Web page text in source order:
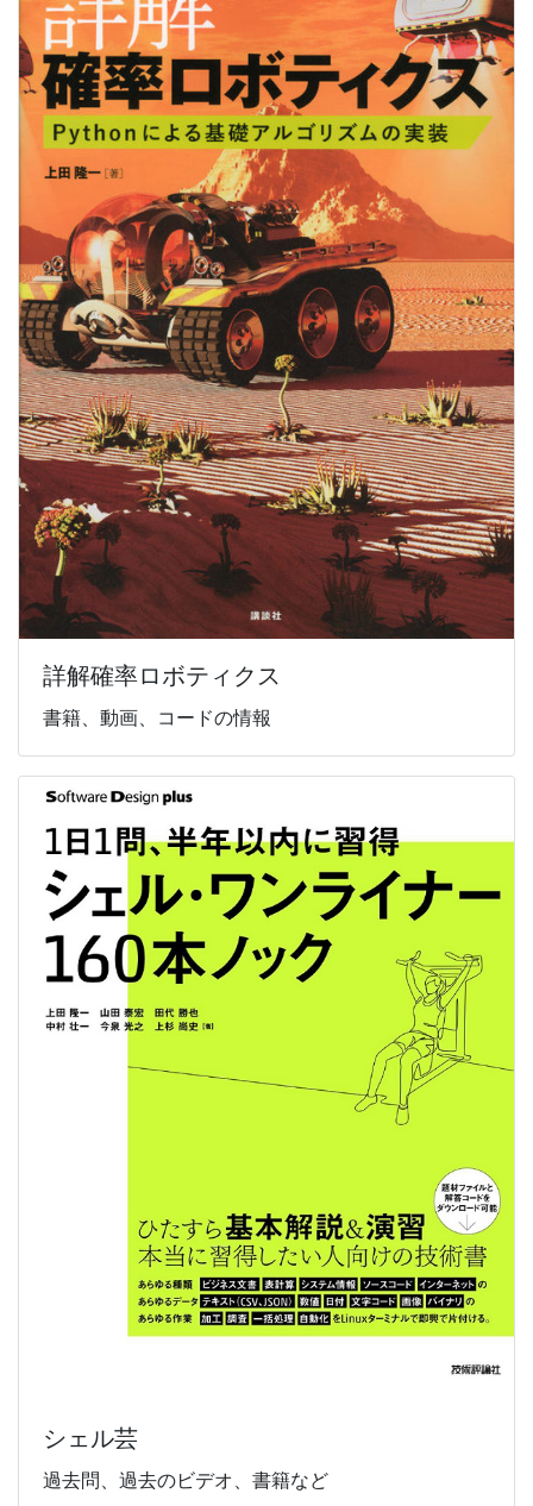
詳解確率ロボティクス
書籍、動画、コードの情報
シェル芸
過去問、過去のビデオ、書籍など